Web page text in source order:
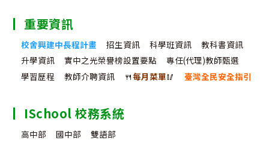
重要資訊
校舍興建中長程計畫 招生資訊 科學班資訊
教科書資訊
升學資訊
實中之光榮譽榜設置要點
專任(代理)教師甄選
學習歷程
教師介聘資訊 🍴每月菜單🥢 臺灣全民安全指引
ISchool 校務系統
高中部 國中部 雙語部